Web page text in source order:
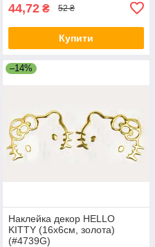
44,72 ₴ 52 ₴
Купити
–14%
Наклейка декор HELLO
KITTY (16x6см, золота)
(#4739G)